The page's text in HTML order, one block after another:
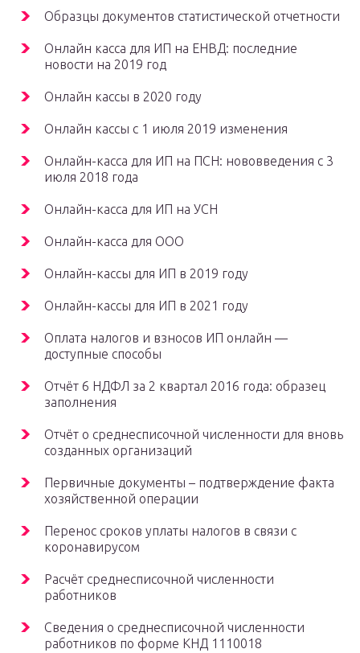
Образцы документов статистической отчетности
Онлайн касса для ИП на ЕНВД: последние
новости на 2019 год
Онлайн кассы в 2020 году
Онлайн кассы с 1 июля 2019 изменения
Онлайн-касса для ИП на ПСН: нововведения с 3
июля 2018 года
Онлайн-касса для ИП на УСН
Онлайн-касса для ООО
Онлайн-кассы для ИП в 2019 году
Онлайн-кассы для ИП в 2021 году
Оплата налогов и взносов ИП онлайн —
доступные способы
Отчёт 6 НДФЛ за 2 квартал 2016 года: образец
заполнения
Отчёт о среднесписочной численности для вновь
созданных организаций
Первичные документы – подтверждение факта
хозяйственной операции
Перенос сроков уплаты налогов в связи с
коронавирусом
Расчёт среднесписочной численности
работников
Сведения о среднесписочной численности
работников по форме КНД 1110018